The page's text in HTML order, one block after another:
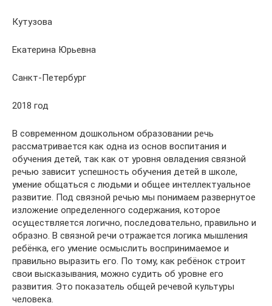
Кутузова
Екатерина Юрьевна
Санкт-Петербург
2018 год
В современном дошкольном образовании речь
рассматривается как одна из основ воспитания и
oбучения детей, так как от уровня овладения связной
речью зависит успешность обучения детей в школе,
умение общаться с людьми и общее интеллектуальное
развитие. Под связной речью мы понимаем развернутое
изложение определенного содержания, которое
осуществляется логично, последовательно, правильно и
образно. В связной речи отражается логика мышления
ребёнка, его умение осмыслить воспринимаемое и
правильно выразить его. По тому, как ребёнок строит
свои высказывания, можно судить об уровне его
развития. Это показатель общей речевой культуры
человека.